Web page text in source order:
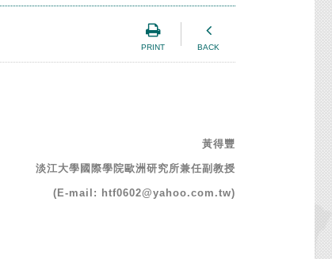
PRINT BACK
黃得豐
淡江大學國際學院歐洲研究所兼任副教授
(E-mail: htf0602@yahoo.com.tw)